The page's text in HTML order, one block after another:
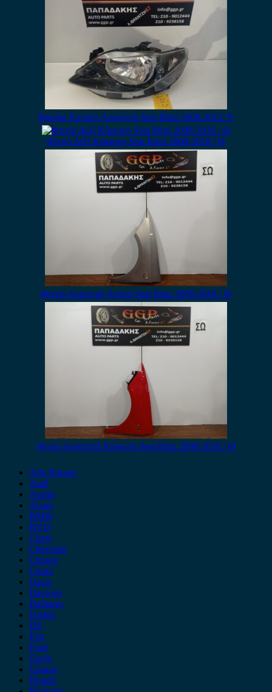
Φανάρι Εμπρός Αριστερό Seat Ibiza 2008-2012/ Ε
Φτερό Δεξί Κόκκινο Seat Ibiza 2008-2018 / Θ
Φτερό Αριστερό Ασημί Seat Ibiza 2008-2018 / Θ
Φτερό Αριστερό Κόκκινο Seat Ibiza 2008-2018 / Θ
Alfa Romeo
Audi
Austin
Acura
BMW
BYD
Chery
Chevrolet
Citroen
Cupra
Dacia
Daewoo
Daihatsu
Dodge
DS
Fiat
Ford
Geely
Gonow
Honda